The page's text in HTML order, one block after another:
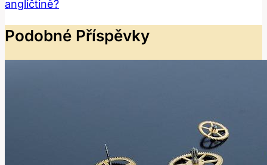
angličtině?
Podobné Příspěvky